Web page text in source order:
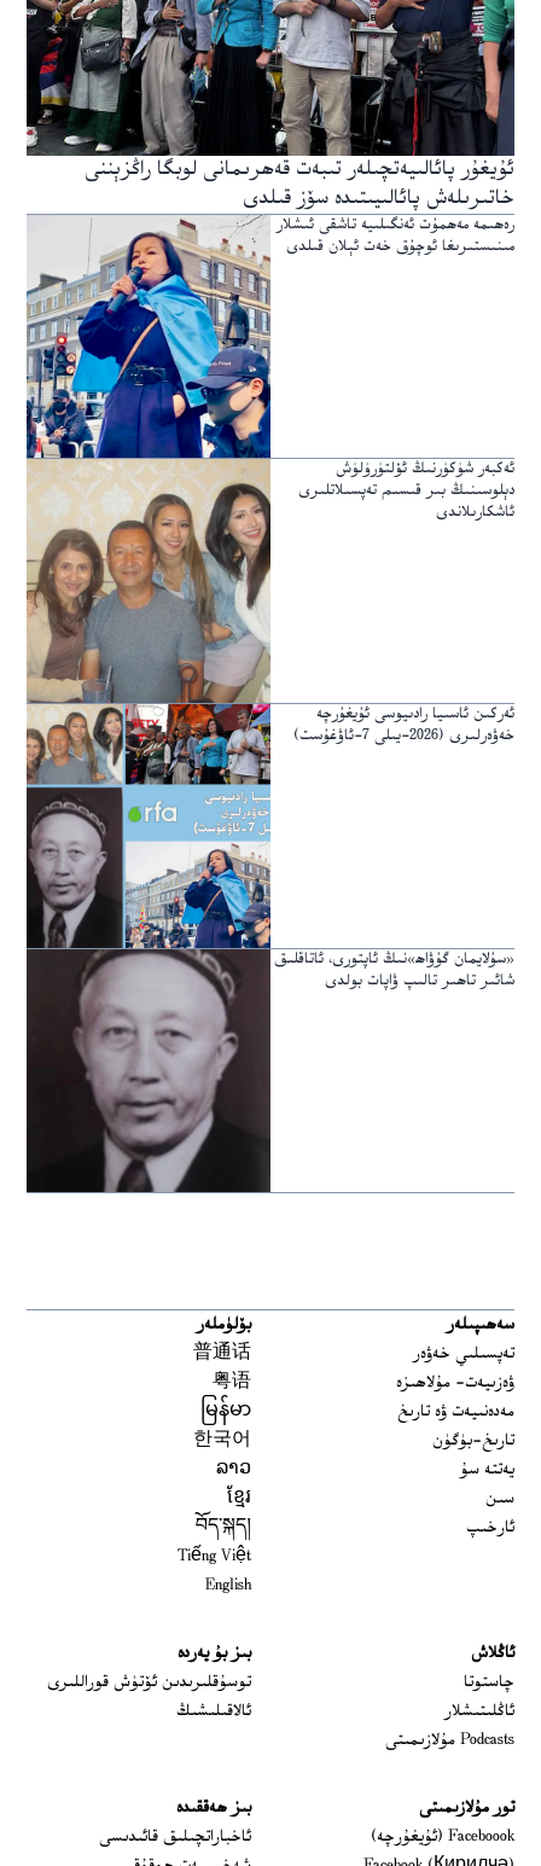
ئۇيغۇر پائالىيەتچىلەر تىبەت قەھرىمانى لوبگا راڭزېننى
خاتىرىلەش پائالىيىتىدە سۆز قىلدى
رەھىمە مەھمۇت ئەنگىلىيە تاشقى ئىشلار
مىنىستىرىغا ئوچۇق خەت ئېلان قىلدى
ئەكبەر شۈكۈرنىڭ ئۆلتۈرۈلۈش
دېلوسىنىڭ بىر قىسىم تەپسىلاتلىرى
ئاشكارىلاندى
ئەركىن ئاسىيا رادىيوسى ئۇيغۇرچە
خەۋەرلىرى (2026-يىلى 7-ئاۋغۇست)
«سۇلايمان گۇۋاھ»نىڭ ئاپتورى، ئاتاقلىق
شائىر تاھىر تالىپ ۋاپات بولدى
سەھىپىلەر
تەپسىلىي خەۋەر
ۋەزىيەت- مۇلاھىزە
مەدەنىيەت ۋە تارىخ
تارىخ-بۈگۈن
يەتتە سۇ
سىن
ئارخىپ
بۆلۈملەر
普通话
粤语
မြန်မာ
한국어
ລາວ
ខ្មែរ
བོད་སྐད།
Tiếng Việt
English
ئاڭلاش
چاستوتا
ئاڭلىتىشلار
Podcasts مۇلازىمىتى
بىز بۇ يەردە
توسۇقلىرىدىن ئۆتۈش قوراللىرى
ئالاقىلىشىڭ
تور مۇلازىمىتى
Faceboook (ئۇيغۇرچە)
Opens in new window
بىز ھەققىدە
ئاخباراتچىلىق قائىدىسى